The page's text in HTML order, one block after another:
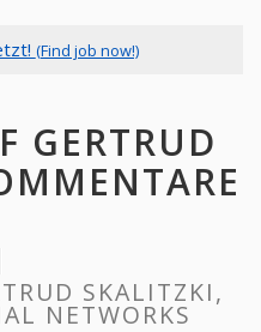
(Find job now!)
GERTRUD
SKALITZKI,
NETWORKS